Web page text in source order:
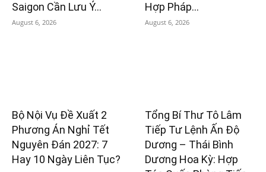
Saigon Cần Lưu Ý...
August 6, 2026
Hợp Pháp...
August 6, 2026
Bộ Nội Vụ Đề Xuất 2
Phương Án Nghỉ Tết
Nguyên Đán 2027: 7
Hay 10 Ngày Liên Tục?
Tổng Bí Thư Tô Lâm
Tiếp Tư Lệnh Ấn Độ
Dương – Thái Bình
Dương Hoa Kỳ: Hợp